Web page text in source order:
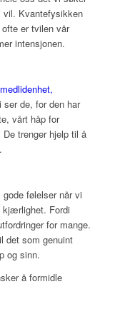
vil. Kvantefysikken
er tvilen vår
intensjonen.
medlidenhet,
de, for den har
vårt håp for
trenger hjelp til å
følelser når vi
kjærlighet. Fordi
for mange.
det som genuint
og sinn.
å formidle